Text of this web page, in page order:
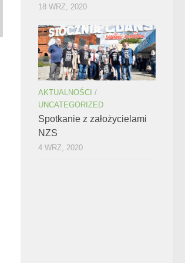
18 WRZ, 2020
AKTUALNOŚCI /
UNCATEGORIZED
Spotkanie z założycielami
NZS
4 WRZ, 2020